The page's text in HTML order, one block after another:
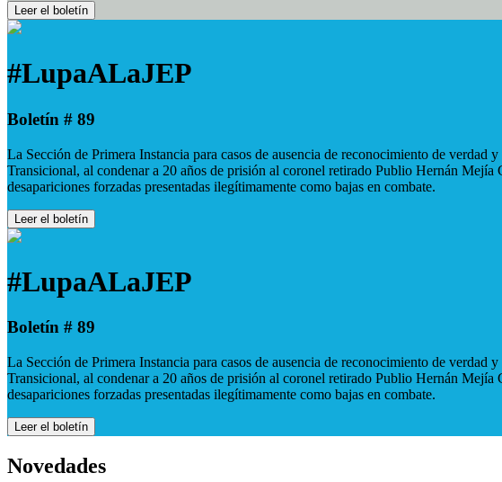
Leer el boletín
#LupaALaJEP
Boletín # 89
La Sección de Primera Instancia para casos de ausencia de reconocimiento de
Transicional, al condenar a 20 años de prisión al coronel retirado Publio Hernán
desapariciones forzadas presentadas ilegítimamente como bajas en combate.
Leer el boletín
#LupaALaJEP
Boletín # 89
La Sección de Primera Instancia para casos de ausencia de reconocimiento de
Transicional, al condenar a 20 años de prisión al coronel retirado Publio Hernán
desapariciones forzadas presentadas ilegítimamente como bajas en combate.
Leer el boletín
Novedades